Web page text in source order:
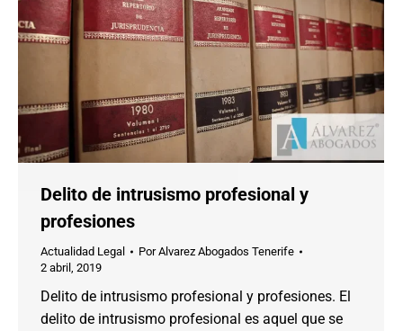
Delito de intrusismo profesional y
profesiones
Actualidad Legal PorAlvarez Abogados Tenerife
2 abril, 2019
Delito de intrusismo profesional y profesiones. El
delito de intrusismo profesional es aquel que se